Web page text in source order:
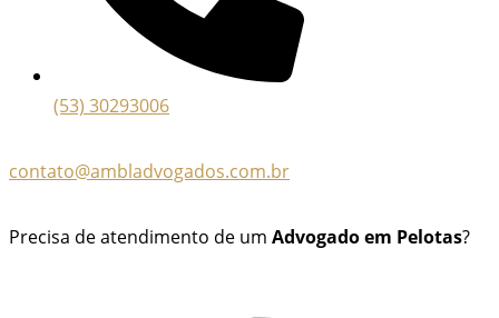
(53) 30293006
contato@ambladvogados.com.br
Precisa de atendimento de um Advogado em Pelotas?